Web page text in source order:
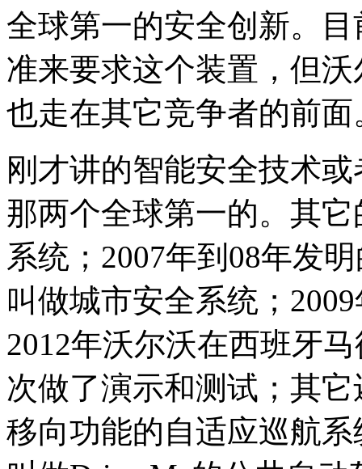
全球第一的安全创新。
准来要求这个装置，但
也走在其它竞争者的前面
刚才讲的智能安全技术
那两个全球第一的。其
系统；2007年到08年发
叫做城市安全系统；
2012年沃尔沃在西班牙
次做了演示和测试；其
移向功能的自适应巡航